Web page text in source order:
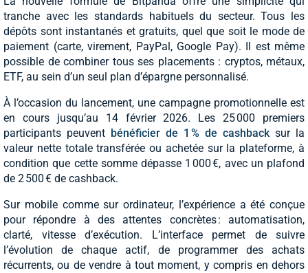
tranche avec les standards habituels du secteur. Tous les
dépôts sont instantanés et gratuits, quel que soit le mode de
paiement (carte, virement, PayPal, Google Pay). Il est même
possible de combiner tous ses placements : cryptos, métaux,
ETF, au sein d’un seul plan d’épargne personnalisé.
À l’occasion du lancement, une campagne promotionnelle est
en cours jusqu’au 14 février 2026. Les 25 000 premiers
participants peuvent bénéficier de 1 % de cashbacksur la
valeur nette totale transférée ou achetée sur la plateforme, à
condition que cette somme dépasse 1 000 €, avec un plafond
de 2 500 € de cashback.
Sur mobile comme sur ordinateur, l’expérience a été conçue
pour répondre à des attentes concrètes : automatisation,
clarté, vitesse d’exécution. L’interface permet de suivre
l’évolution de chaque actif, de programmer des achats
récurrents, ou de vendre à tout moment, y compris en dehors